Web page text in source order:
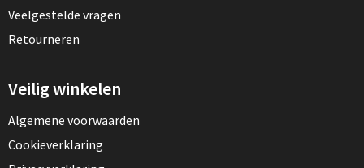
Veelgestelde vragen
Retourneren
Veilig winkelen
Algemene voorwaarden
Cookieverklaring